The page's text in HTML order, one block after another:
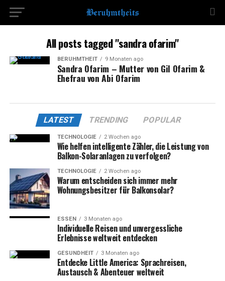
All posts tagged "sandra ofarim"
BERÜHMTHEIT 9 Monaten ago
Sandra Ofarim – Mutter von Gil Ofarim &
Ehefrau von Abi Ofarim
LATEST TRENDING POPULAR
TECHNOLOGIE 2 Wochen ago
Wie helfen intelligente Zähler, die Leistung von
Balkon-Solaranlagen zu verfolgen?
TECHNOLOGIE 2 Wochen ago
Warum entscheiden sich immer mehr
Wohnungsbesitzer für Balkonsolar?
ESSEN 3 Monaten ago
Individuelle Reisen und unvergessliche
Erlebnisse weltweit entdecken
GESUNDHEIT 3 Monaten ago
Entdecke Little America: Sprachreisen,
Austausch & Abenteuer weltweit